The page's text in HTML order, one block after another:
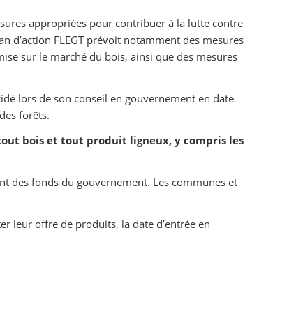
appropriées pour contribuer à la lutte contre
d’action FLEGT prévoit notamment des mesures
sur le marché du bois, ainsi que des mesures
lors de son conseil en gouvernement en date
forêts.
bois et tout produit ligneux, y compris les
des fonds du gouvernement. Les communes et
leur offre de produits, la date d’entrée en